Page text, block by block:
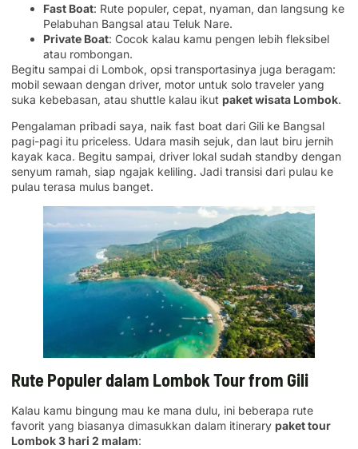
Fast Boat: Rute populer, cepat, nyaman, dan langsung ke
Pelabuhan Bangsal atau Teluk Nare.
Private Boat: Cocok kalau kamu pengen lebih fleksibel
atau rombongan.
Begitu sampai di Lombok, opsi transportasinya juga beragam:
mobil sewaan dengan driver, motor untuk solo traveler yang
suka kebebasan, atau shuttle kalau ikut paket wisata Lombok.
Pengalaman pribadi saya, naik fast boat dari Gili ke Bangsal
pagi-pagi itu priceless. Udara masih sejuk, dan laut biru jernih
kayak kaca. Begitu sampai, driver lokal sudah standby dengan
senyum ramah, siap ngajak keliling. Jadi transisi dari pulau ke
pulau terasa mulus banget.
Rute Populer dalam Lombok Tour from Gili
Kalau kamu bingung mau ke mana dulu, ini beberapa rute
favorit yang biasanya dimasukkan dalam itinerary paket tour
Lombok 3 hari 2 malam: